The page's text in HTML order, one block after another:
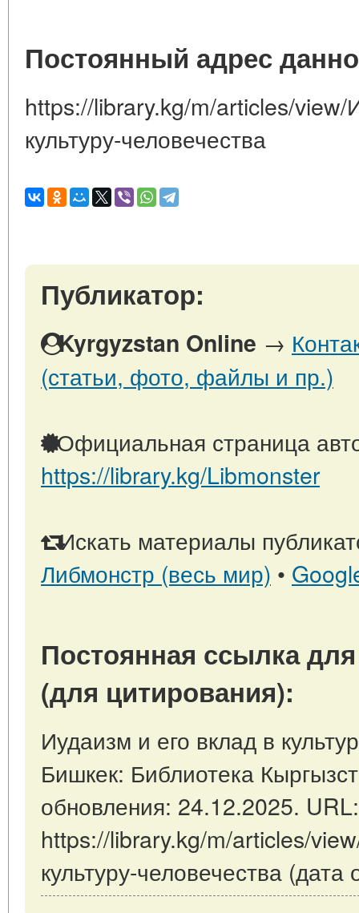
Постоянный адрес
https://library.kg/m/articles/view/
культуру-человечества
Публикатор:
Kyrgyzstan Online →
(статьи, фото, файлы и пр.)
Официальная страница
https://library.kg/Libmonster
Искать материалы
Либмонстр (весь мир) •
Постоянная ссылка
(для цитирования):
Иудаизм и его вклад в
Бишкек: Библиотека
обновления: 24.12.2025. URL:
https://library.kg/m/articles/
культуру-человечества